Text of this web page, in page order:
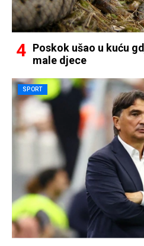
Poskok ušao u kuću
male djece
SPORT